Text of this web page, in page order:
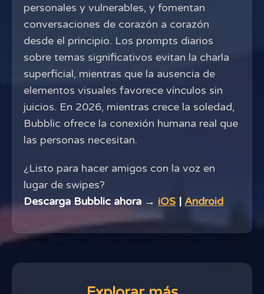
personales y vulnerables, y fomentan
conversaciones de corazón a corazón
desde el principio. Los prompts diarios
sobre temas significativos evitan la charla
superficial, mientras que la ausencia de
elementos visuales favorece vínculos sin
juicios. En 2026, mientras crece la soledad,
Bubblic ofrece la conexión humana real que
las personas necesitan.
¿Listo para hacer amigos con la voz en
lugar de swipes?
Descarga Bubblic ahora → iOS | Android